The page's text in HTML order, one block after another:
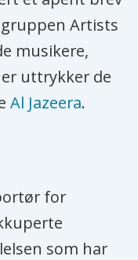
Artists
musikere,
uttrykker de
Al Jazeera.
for
som har